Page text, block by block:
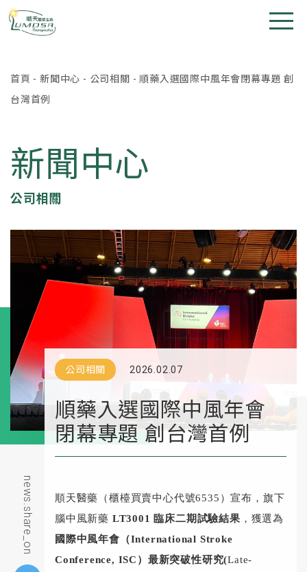
首頁 -新聞中心 - 公司相關 - 順藥入選國際中風年會閉幕專題 創
台灣首例
新聞中心
公司相關
news.share_on
公司相關 2026.02.07
順藥入選國際中風年會
閉幕專題 創台灣首例
順天醫藥（櫃檯買賣中心代號6535）宣布，旗下
腦中風新藥 LT3001臨床二期試驗結果 ，獲選為
國際中風年會（International Stroke
Conference, ISC）最新突破性研究(Late-